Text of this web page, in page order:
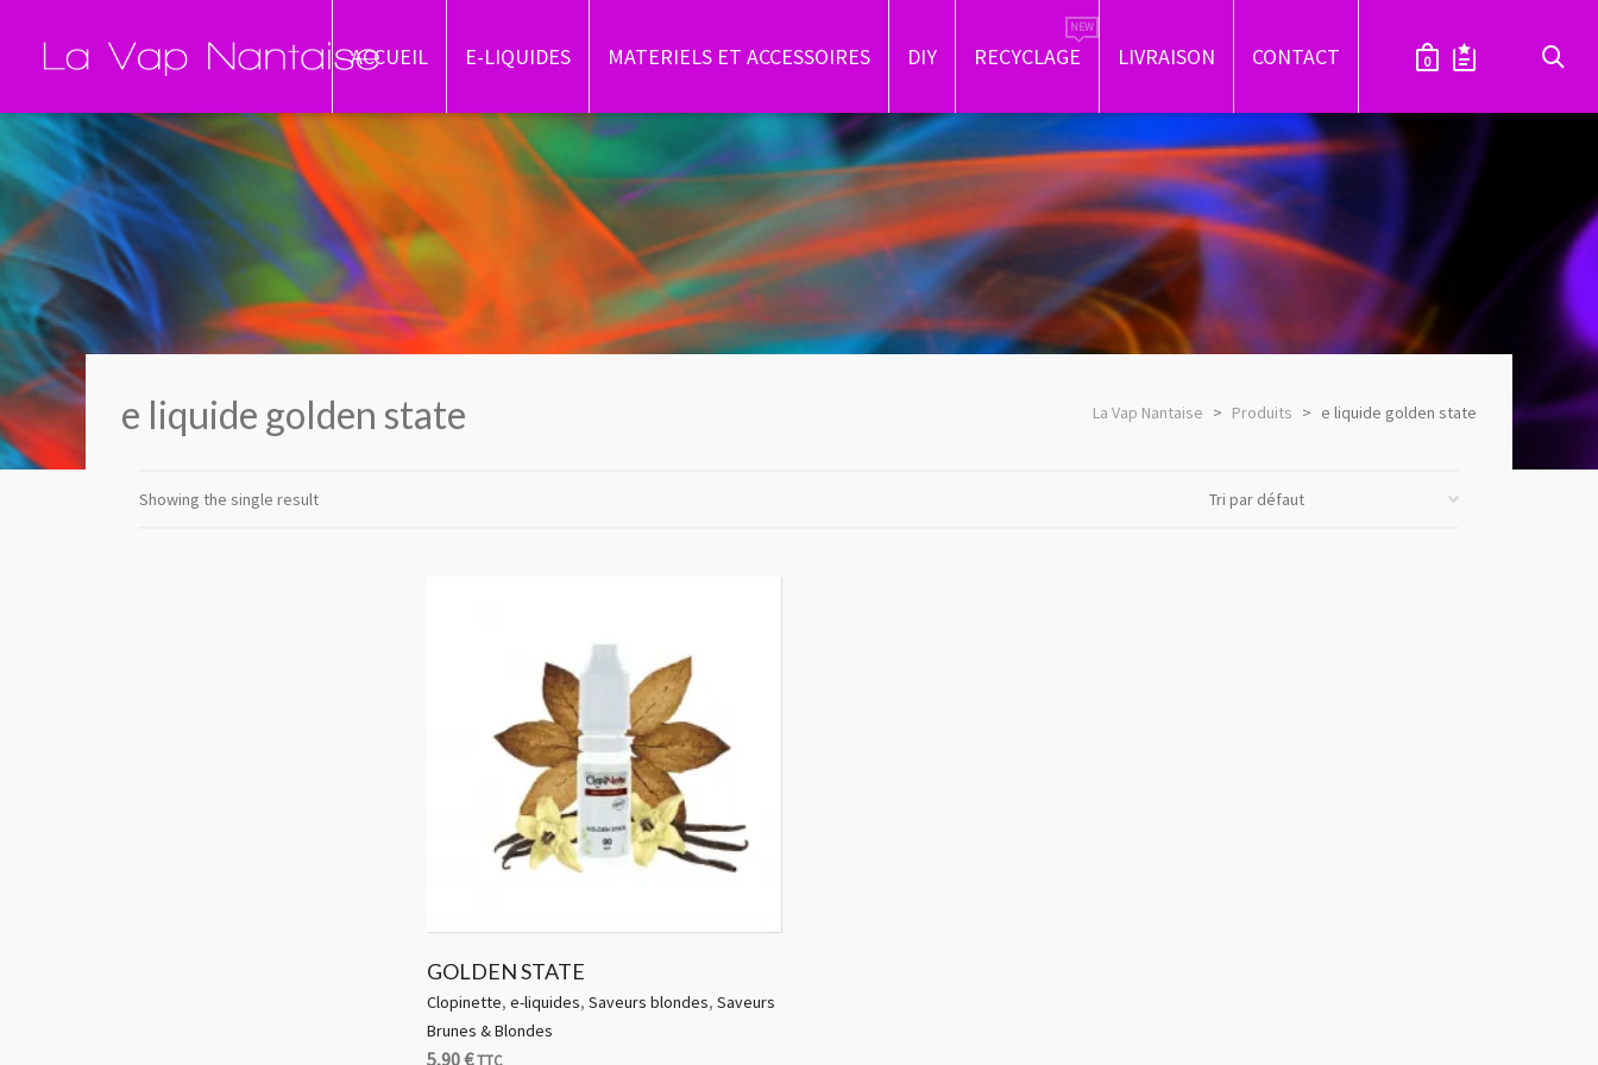
0
ACCUEIL E-LIQUIDES MATERIELS ET ACCESSOIRES DIY RECYCLAGE LIVRAISON CONTACT
e liquide golden state La Vap Nantaise > Produits > e liquide golden state
Showing the single result
GOLDEN STATE
Clopinette, e-liquides, Saveurs blondes, Saveurs
Brunes & Blondes
5,90€ TTC